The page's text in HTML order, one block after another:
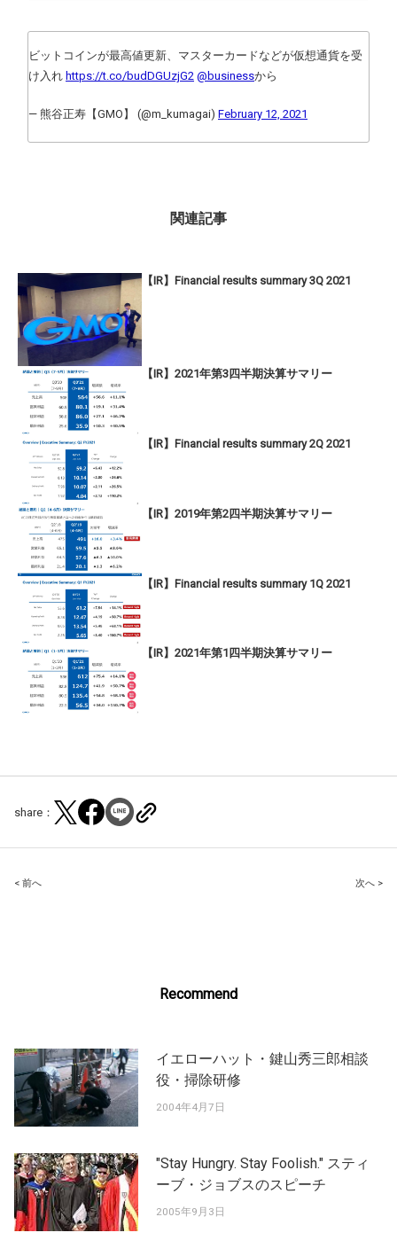
ビットコインが最高値更新、マスターカードなどが仮想通貨を受
け入れ https://t.co/budDGUzjG2 @businessから
— 熊谷正寿【GMO】 (@m_kumagai) February 12, 2021
関連記事
【IR】Financial results summary 3Q 2021
【IR】2021年第3四半期決算サマリー
【IR】Financial results summary 2Q 2021
【IR】2019年第2四半期決算サマリー
【IR】Financial results summary 1Q 2021
【IR】2021年第1四半期決算サマリー
share：
Post
< 前へ 次へ >
Recommend
イエローハット・鍵山秀三郎相談
役・掃除研修
2004年4月7日
"Stay Hungry. Stay Foolish." スティ
ーブ・ジョブスのスピーチ
2005年9月3日